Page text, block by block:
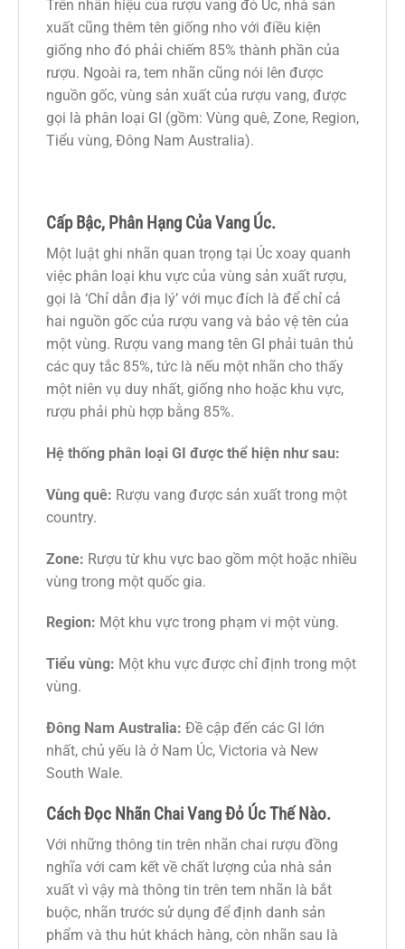
Trên nhãn hiệu của rượu vang đỏ Úc, nhà sản
xuất cũng thêm tên giống nho với điều kiện
giống nho đó phải chiếm 85% thành phần của
rượu. Ngoài ra, tem nhãn cũng nói lên được
nguồn gốc, vùng sản xuất của rượu vang, được
gọi là phân loại GI (gồm: Vùng quê, Zone, Region,
Tiểu vùng, Đông Nam Australia).
Cấp Bậc, Phân Hạng Của Vang Úc.
Một luật ghi nhãn quan trọng tại Úc xoay quanh
việc phân loại khu vực của vùng sản xuất rượu,
gọi là ‘Chỉ dẫn địa lý’ với mục đích là để chỉ cả
hai nguồn gốc của rượu vang và bảo vệ tên của
một vùng. Rượu vang mang tên GI phải tuân thủ
các quy tắc 85%, tức là nếu một nhãn cho thấy
một niên vụ duy nhất, giống nho hoặc khu vực,
rượu phải phù hợp bằng 85%.
Hệ thống phân loại GI được thể hiện như sau:
Vùng quê: Rượu vang được sản xuất trong một
country.
Zone: Rượu từ khu vực bao gồm một hoặc nhiều
vùng trong một quốc gia.
Region: Một khu vực trong phạm vi một vùng.
Tiểu vùng: Một khu vực được chỉ định trong một
vùng.
Đông Nam Australia: Đề cập đến các GI lớn
nhất, chủ yếu là ở Nam Úc, Victoria và New
South Wale.
Cách Đọc Nhãn Chai Vang Đỏ Úc Thế Nào.
Với những thông tin trên nhãn chai rượu đồng
nghĩa với cam kết về chất lượng của nhà sản
xuất vì vậy mà thông tin trên tem nhãn là bắt
buộc, nhãn trước sử dụng để định danh sản
phẩm và thu hút khách hàng, còn nhãn sau là